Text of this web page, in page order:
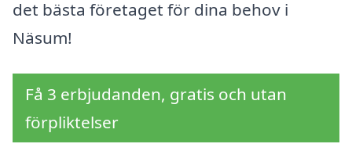
det bästa företaget för dina behov i
Näsum!
Få 3 erbjudanden, gratis och utan
förpliktelser